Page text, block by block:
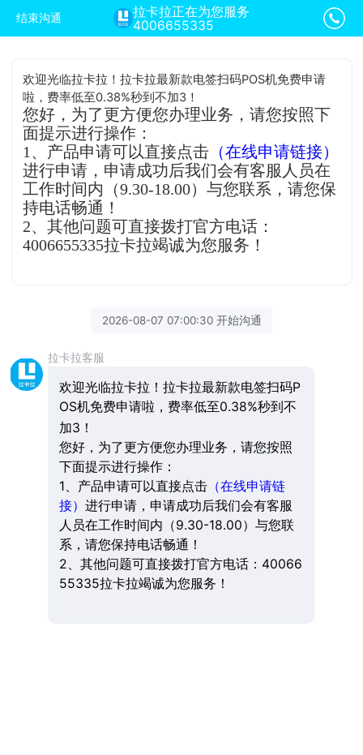
结束沟通
拉卡拉正在为您服务
4006655335
欢迎光临拉卡拉！拉卡拉最新款电签扫码POS机免费申请
啦，费率低至0.38%秒到不加3！
您好，为了更方便您办理业务，请您按照下
面提示进行操作：
1、产品申请可以直接点击 （在线申请链接）
进行申请，申请成功后我们会有客服人员在
工作时间内（9.30-18.00）与您联系，请您保
持电话畅通！
2、其他问题可直接拨打官方电话：
4006655335拉卡拉竭诚为您服务！
2026-08-07 07:00:30 开始沟通
拉卡拉客服
欢迎光临拉卡拉！拉卡拉最新款电签扫码P
OS机免费申请啦，费率低至0.38%秒到不
加3！
您好，为了更方便您办理业务，请您按照
下面提示进行操作：
1、产品申请可以直接点击（在线申请链
接） 进行申请，申请成功后我们会有客服
人员在工作时间内（9.30-18.00）与您联
系，请您保持电话畅通！
2、其他问题可直接拨打官方电话：40066
55335拉卡拉竭诚为您服务！